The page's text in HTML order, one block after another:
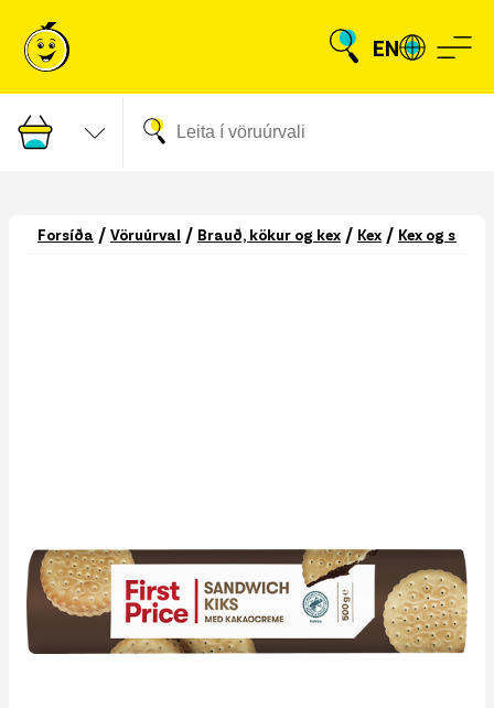
EN
Forsíða / Vöruúrval / Brauð, kökur og kex / Kex / Kex og